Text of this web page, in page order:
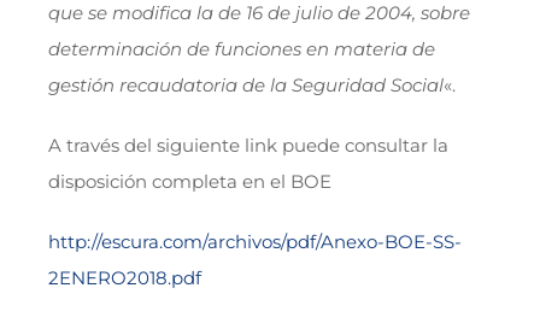
que se modifica la de 16 de julio de 2004, sobre
determinación de funciones en materia de
gestión recaudatoria de la Seguridad Social«.
A través del siguiente link puede consultar la
disposición completa en el BOE
http://escura.com/archivos/pdf/Anexo-BOE-SS-
2ENERO2018.pdf